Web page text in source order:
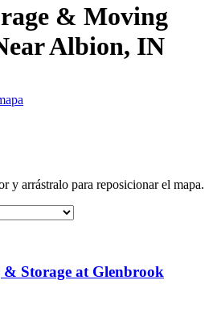
& Moving
Albion, IN
y arrástralo para reposicionar el mapa.
Storage at Glenbrook